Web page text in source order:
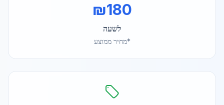
₪180
לשעה
*מחיר ממוצע